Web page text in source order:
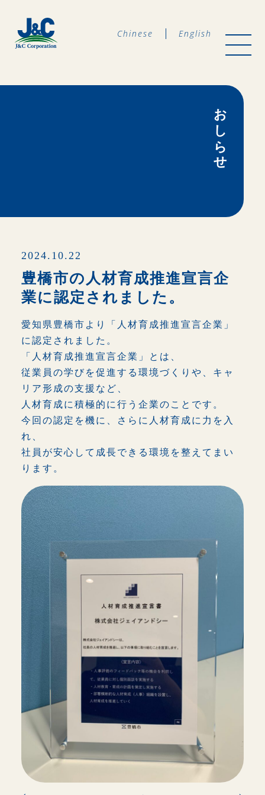
Chinese English
トップページ
輸出業務
輸入業務
PB商品
採用情報
おしらせ
2024.10.22
豊橋市の人材育成推進宣言企
業に認定されました。
愛知県豊橋市より「人材育成推進宣言企業」
に認定されました。
「人材育成推進宣言企業」とは、
従業員の学びを促進する環境づくりや、キャ
リア形成の支援など、
人材育成に積極的に行う企業のことです。
今回の認定を機に、さらに人材育成に力を入
れ、
社員が安心して成長できる環境を整えてまい
ります。